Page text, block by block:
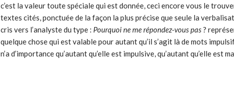
c’est la valeur toute spéciale qui est donnée, ceci encore vous le
textes cités, ponctuée de la façon la plus précise que seule la
cris vers l’analyste du type : Pourquoi ne me répondez-vous pas?
quelque chose qui est valable pour autant qu’il s’agit là de mots
n’a d’importance qu’autant qu’elle est impulsive, qu’autant qu’elle est